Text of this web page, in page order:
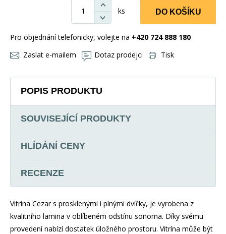
ks DO KOŠÍKU
Pro objednání telefonicky, volejte na +420 724 888 180
Zaslat e-mailem
Dotaz prodejci Tisk
POPIS PRODUKTU
SOUVISEJÍCÍ PRODUKTY
HLÍDÁNÍ CENY
RECENZE
Vitrína Cezar s prosklenými i plnými dvířky, je vyrobena z
kvalitního lamina v oblíbeném odstínu sonoma. Díky svému
provedení nabízí dostatek úložného prostoru. Vitrína může být